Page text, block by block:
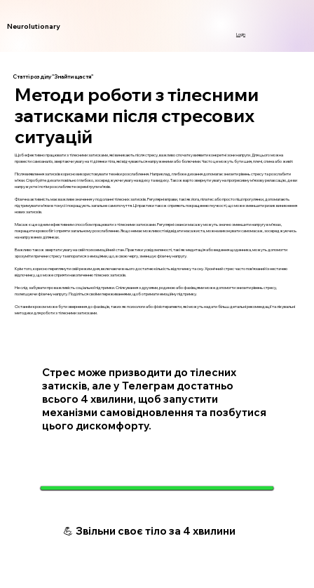
Neurolutionary
Login
Статті розділу "Знайти щастя"
Методи роботи з тілесними
затисками після стресових
ситуацій
Щоб ефективно працювати з тілесними затисками, які виникають після стресу, важливо спочатку виявити конкретні зони напруги. Для цього можна
провести самоаналіз, звертаючи увагу на ті ділянки тіла, які відчуваються напруженими або болючими. Часто це можуть бути шия, плечі, спина або живіт.
Після виявлення затисків корисно використовувати техніки розслаблення. Наприклад, глибоке дихання допомагає знизити рівень стресу та розслабити
м’язи. Спробуйте дихати повільно і глибоко, зосереджуючи увагу на вдиху та видиху. Також варто звернути увагу на прогресивну м’язову релаксацію, де ви
напружуєте і потім розслабляєте окремі групи м’язів.
Фізична активність має важливе значення у подоланні тілесних затисків. Регулярні вправи, такі як йога, пілатес або просто піші прогулянки, допомагають
підтримувати м’язи в тонусі і покращують загальне самопочуття. Ці практики також сприяють покращенню гнучкості, що може зменшити ризик виникнення
нових затисків.
Масаж є ще одним ефективним способом працювати з тілесними затисками. Регулярні сеанси масажу можуть значно зменшити напругу в м’язах,
покращити кровообіг і сприяти загальному розслабленню. Якщо немає можливості відвідати масажиста, можна виконувати самомасаж, зосереджуючись
на напружених ділянках.
Важливо також звертати увагу на свій психоемоційний стан. Практики усвідомленості, такі як медитація або ведення щоденника, можуть допомогти
зрозуміти причини стресу та впоратися з емоціями, що, в свою чергу, зменшує фізичну напругу.
Крім того, корисно переглянути свій режим дня, включаючи в нього достатню кількість відпочинку та сну. Хронічний стрес часто пов’язаний із нестачею
відпочинку, що може сприяти накопиченню тілесних затисків.
Не слід забувати про важливість соціальної підтримки. Спілкування з друзями, родиною або фахівцями може допомогти знизити рівень стресу,
полегшуючи фізичну напругу. Поділіться своїми переживаннями, щоб отримати емоційну підтримку.
Останнім кроком може бути звернення до фахівців, таких як психологи або фізіотерапевти, які можуть надати більш детальні рекомендації та лікувальні
методики для роботи з тілесними затисками.
Стрес може призводити до тілесних
затисків, але у Телеграм достатньо
всього 4 хвилини, щоб запустити
механізми самовідновлення та позбутися
цього дискомфорту.
💪 Звільни своє тіло за 4 хвилини